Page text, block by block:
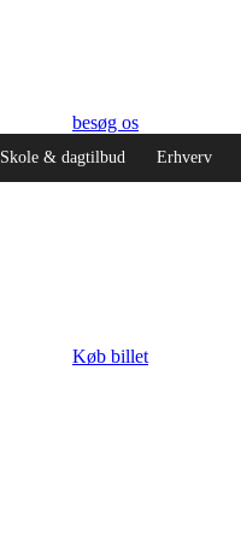
besøg os
Skole & dagtilbud Erhverv
Køb billet